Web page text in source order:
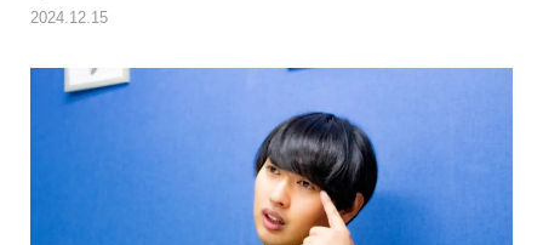
2024.12.15